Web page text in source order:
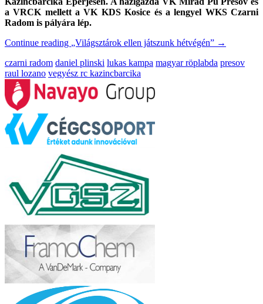
a VRCK mellett a VK KDS Kosice és a lengyel WKS Czarni
Radom is pályára lép.
Continue reading „Világsztárok ellen játszunk hétvégén” →
czarni radom daniel plinski lukas kampa magyar röplabda presov
raul lozano vegyész rc kazincbarcika